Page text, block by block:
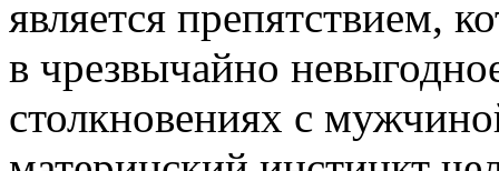
является препятствием,
в чрезвычайно
столкновениях с